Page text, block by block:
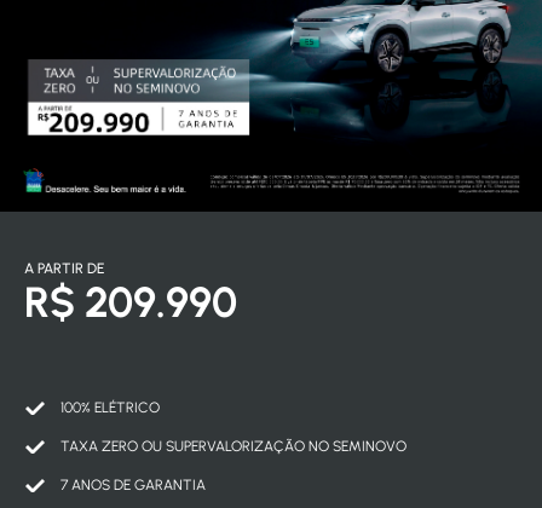
A PARTIR DE
R$ 209.990
100% ELÉTRICO
TAXA ZERO OU SUPERVALORIZAÇÃO NO SEMINOVO
7 ANOS DE GARANTIA